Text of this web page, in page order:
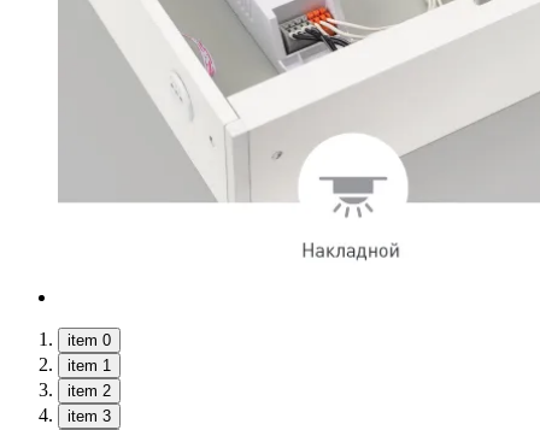
item 0
item 1
item 2
item 3